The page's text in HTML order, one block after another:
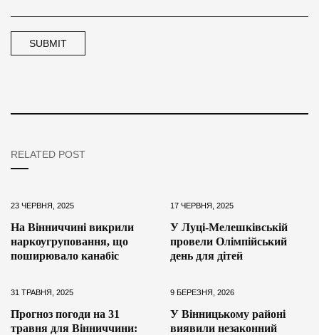
RELATED POST
23 ЧЕРВНЯ, 2025
На Вінниччині викрили
наркоугруповання, що
поширювало канабіс
17 ЧЕРВНЯ, 2025
У Луці-Мелешківській
провели Олімпійський
день для дітей
31 ТРАВНЯ, 2025
Прогноз погоди на 31
травня для Вінниччини:
9 БЕРЕЗНЯ, 2026
У Вінницькому районі
виявили незаконний